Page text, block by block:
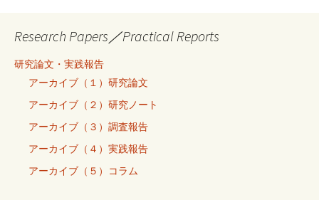
Research Papers／Practical Reports
研究論文・実践報告
アーカイブ（１）研究論文
アーカイブ（２）研究ノート
アーカイブ（３）調査報告
アーカイブ（４）実践報告
アーカイブ（５）コラム